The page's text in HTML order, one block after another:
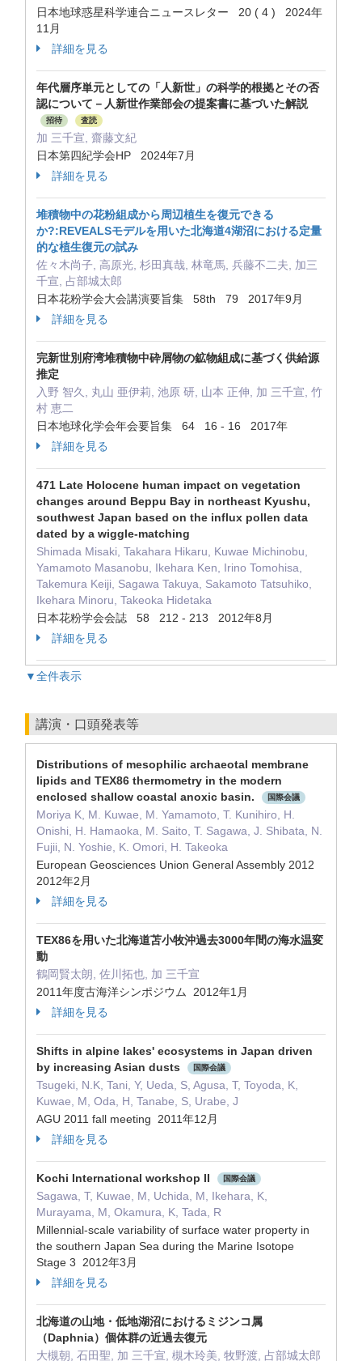
日本地球惑星科学連合ニュースレター 20 ( 4 ) 2024年
11月
詳細を見る
年代層序単元としての「人新世」の科学的根拠とその否
認について－人新世作業部会の提案書に基づいた解説
招待 査読
加 三千宣, 齋藤文紀
日本第四紀学会HP 2024年7月
詳細を見る
堆積物中の花粉組成から周辺植生を復元できる
か?:REVEALSモデルを用いた北海道4湖沼における定量
的な植生復元の試み
佐々木尚子, 高原光, 杉田真哉, 林竜馬, 兵藤不二夫, 加三
千宣, 占部城太郎
日本花粉学会大会講演要旨集 58th 79 2017年9月
詳細を見る
完新世別府湾堆積物中砕屑物の鉱物組成に基づく供給源
推定
入野 智久, 丸山 亜伊莉, 池原 研, 山本 正伸, 加 三千宣, 竹
村 恵二
日本地球化学会年会要旨集 64 16 - 16 2017年
詳細を見る
471 Late Holocene human impact on vegetation
changes around Beppu Bay in northeast Kyushu,
southwest Japan based on the influx pollen data
dated by a wiggle-matching
Shimada Misaki, Takahara Hikaru, Kuwae Michinobu,
Yamamoto Masanobu, Ikehara Ken, Irino Tomohisa,
Takemura Keiji, Sagawa Takuya, Sakamoto Tatsuhiko,
Ikehara Minoru, Takeoka Hidetaka
日本花粉学会会誌 58 212 - 213 2012年8月
詳細を見る
▼全件表示
講演・口頭発表等
Distributions of mesophilic archaeotal membrane
lipids and TEX86 thermometry in the modern
enclosed shallow coastal anoxic basin.
国際会議
Moriya K, M. Kuwae, M. Yamamoto, T. Kunihiro, H.
Onishi, H. Hamaoka, M. Saito, T. Sagawa, J. Shibata, N.
Fujii, N. Yoshie, K. Omori, H. Takeoka
European Geosciences Union General Assembly 2012
2012年2月
詳細を見る
TEX86を用いた北海道苫小牧沖過去3000年間の海水温変
動
鶴岡賢太朗, 佐川拓也, 加 三千宣
2011年度古海洋シンポジウム 2012年1月
詳細を見る
Shifts in alpine lakes' ecosystems in Japan driven
by increasing Asian dusts
国際会議
Tsugeki, N.K, Tani, Y, Ueda, S, Agusa, T, Toyoda, K,
Kuwae, M, Oda, H, Tanabe, S, Urabe, J
AGU 2011 fall meeting 2011年12月
詳細を見る
Kochi International workshop II 国際会議
Sagawa, T, Kuwae, M, Uchida, M, Ikehara, K,
Murayama, M, Okamura, K, Tada, R
Millennial-scale variability of surface water property in
the southern Japan Sea during the Marine Isotope
Stage 3 2012年3月
詳細を見る
北海道の山地・低地湖沼におけるミジンコ属
（Daphnia）個体群の近過去復元
大槻朝, 石田聖, 加 三千宣, 槻木玲美, 牧野渡, 占部城太郎